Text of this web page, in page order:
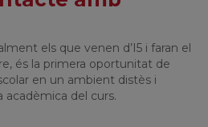
els que venen d’I5 i faran el
és la primera oportunitat de
en un ambient distès i
acadèmica del curs.